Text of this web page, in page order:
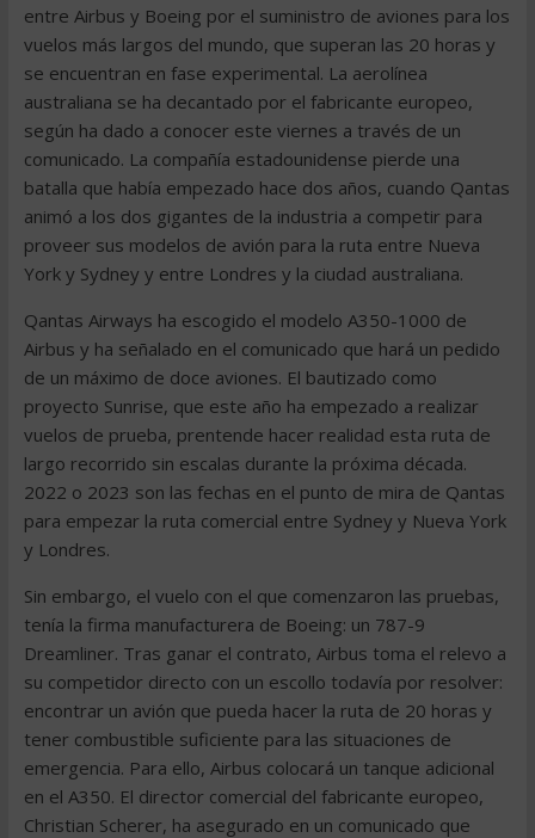
entre Airbus y Boeing por el suministro de aviones para los
vuelos más largos del mundo, que superan las 20 horas y
se encuentran en fase experimental. La aerolínea
australiana se ha decantado por el fabricante europeo,
según ha dado a conocer este viernes a través de un
comunicado. La compañía estadounidense pierde una
batalla que había empezado hace dos años, cuando Qantas
animó a los dos gigantes de la industria a competir para
proveer sus modelos de avión para la ruta entre Nueva
York y Sydney y entre Londres y la ciudad australiana.
Qantas Airways ha escogido el modelo A350-1000 de
Airbus y ha señalado en el comunicado que hará un pedido
de un máximo de doce aviones. El bautizado como
proyecto Sunrise, que este año ha empezado a realizar
vuelos de prueba, prentende hacer realidad esta ruta de
largo recorrido sin escalas durante la próxima década.
2022 o 2023 son las fechas en el punto de mira de Qantas
para empezar la ruta comercial entre Sydney y Nueva York
y Londres.
Sin embargo, el vuelo con el que comenzaron las pruebas,
tenía la firma manufacturera de Boeing: un 787-9
Dreamliner. Tras ganar el contrato, Airbus toma el relevo a
su competidor directo con un escollo todavía por resolver:
encontrar un avión que pueda hacer la ruta de 20 horas y
tener combustible suficiente para las situaciones de
emergencia. Para ello, Airbus colocará un tanque adicional
en el A350. El director comercial del fabricante europeo,
Christian Scherer, ha asegurado en un comunicado que